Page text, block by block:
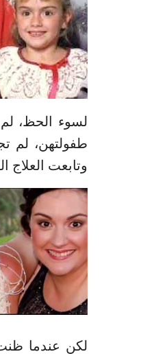
لسوء الحظ،
وتابعت العلاج
لكن عندما